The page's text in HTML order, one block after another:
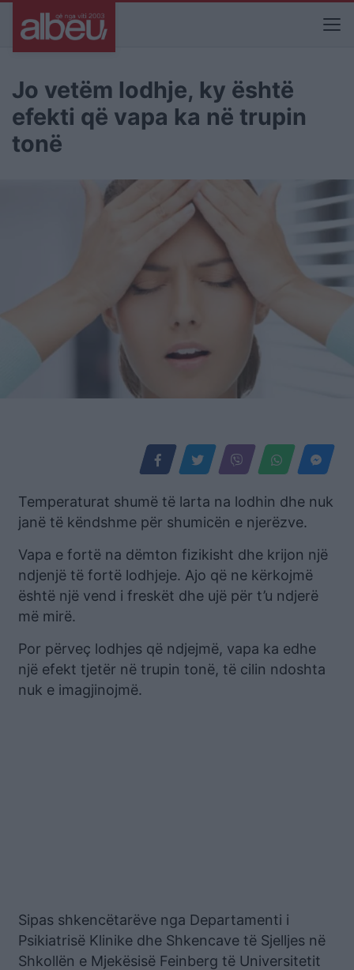
Jo vetëm lodhje, ky është
efekti që vapa ka në trupin
tonë
Temperaturat shumë të larta na lodhin dhe nuk
janë të këndshme për shumicën e njerëzve.
Vapa e fortë na dëmton fizikisht dhe krijon një
ndjenjë të fortë lodhjeje. Ajo që ne kërkojmë
është një vend i freskët dhe ujë për t’u ndjerë
më mirë.
Por përveç lodhjes që ndjejmë, vapa ka edhe
një efekt tjetër në trupin tonë, të cilin ndoshta
nuk e imagjinojmë.
Sipas shkencëtarëve nga Departamenti i
Psikiatrisë Klinike dhe Shkencave të Sjelljes në
Shkollën e Mjekësisë Feinberg të Universitetit